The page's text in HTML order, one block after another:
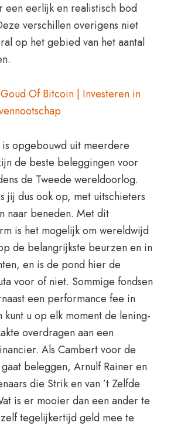
een eerlijk en realistisch bod
verschillen overigens niet
op het gebied van het aantal
Of Bitcoin | Investeren in
opgebouwd uit meerdere
de beste beleggingen voor
de Tweede wereldoorlog.
jij dus ook op, met uitschieters
naar beneden. Met dit
is het mogelijk om wereldwijd
de belangrijkste beurzen en in
en is de pond hier de
voor of niet. Sommige fondsen
een performance fee in
kunt u op elk moment de lening-
overdragen aan een
Als Cambert voor de
beleggen, Arnulf Rainer en
die Strik en van ’t Zelfde
is er mooier dan een ander te
tegelijkertijd geld mee te